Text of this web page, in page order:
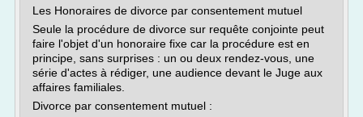
Les Honoraires de divorce par consentement mutuel
Seule la procédure de divorce sur requête conjointe peut
faire l'objet d'un honoraire fixe car la procédure est en
principe, sans surprises : un ou deux rendez-vous, une
série d'actes à rédiger, une audience devant le Juge aux
affaires familiales.
Divorce par consentement mutuel :